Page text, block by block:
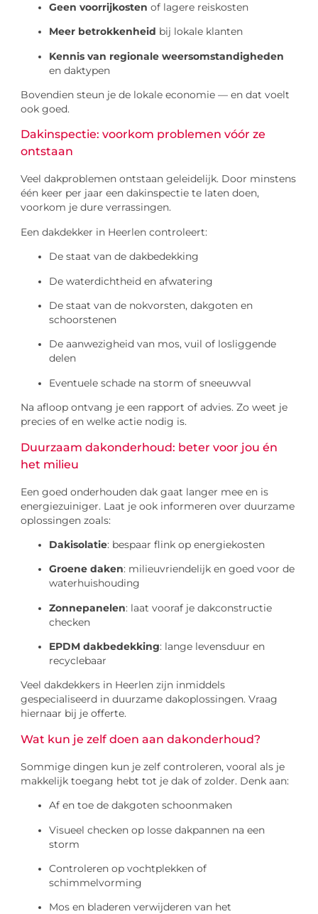
Geen voorrijkosten of lagere reiskosten
Meer betrokkenheid bij lokale klanten
Kennis van regionale weersomstandigheden
en daktypen
Bovendien steun je de lokale economie — en dat voelt
ook goed.
Dakinspectie: voorkom problemen vóór ze
ontstaan
Veel dakproblemen ontstaan geleidelijk. Door minstens
één keer per jaar een dakinspectie te laten doen,
voorkom je dure verrassingen.
Een dakdekker in Heerlen controleert:
De staat van de dakbedekking
De waterdichtheid en afwatering
De staat van de nokvorsten, dakgoten en
schoorstenen
De aanwezigheid van mos, vuil of losliggende
delen
Eventuele schade na storm of sneeuwval
Na afloop ontvang je een rapport of advies. Zo weet je
precies of en welke actie nodig is.
Duurzaam dakonderhoud: beter voor jou én
het milieu
Een goed onderhouden dak gaat langer mee en is
energiezuiniger. Laat je ook informeren over duurzame
oplossingen zoals:
Dakisolatie: bespaar flink op energiekosten
Groene daken: milieuvriendelijk en goed voor de
waterhuishouding
Zonnepanelen: laat vooraf je dakconstructie
checken
EPDM dakbedekking: lange levensduur en
recyclebaar
Veel dakdekkers in Heerlen zijn inmiddels
gespecialiseerd in duurzame dakoplossingen. Vraag
hiernaar bij je offerte.
Wat kun je zelf doen aan dakonderhoud?
Sommige dingen kun je zelf controleren, vooral als je
makkelijk toegang hebt tot je dak of zolder. Denk aan:
Af en toe de dakgoten schoonmaken
Visueel checken op losse dakpannen na een
storm
Controleren op vochtplekken of
schimmelvorming
Mos en bladeren verwijderen van het